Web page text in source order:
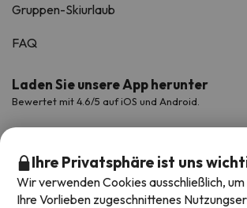
Gruppen-Skiurlaub
FAQ
Laden Sie unsere App herunter
Bewertet mit 4.6/5 auf iOS und Android.
Ihre Privatsphäre ist uns
Wir verwenden Cookies ausschließlich, um
Ihre Vorlieben zugeschnittenes